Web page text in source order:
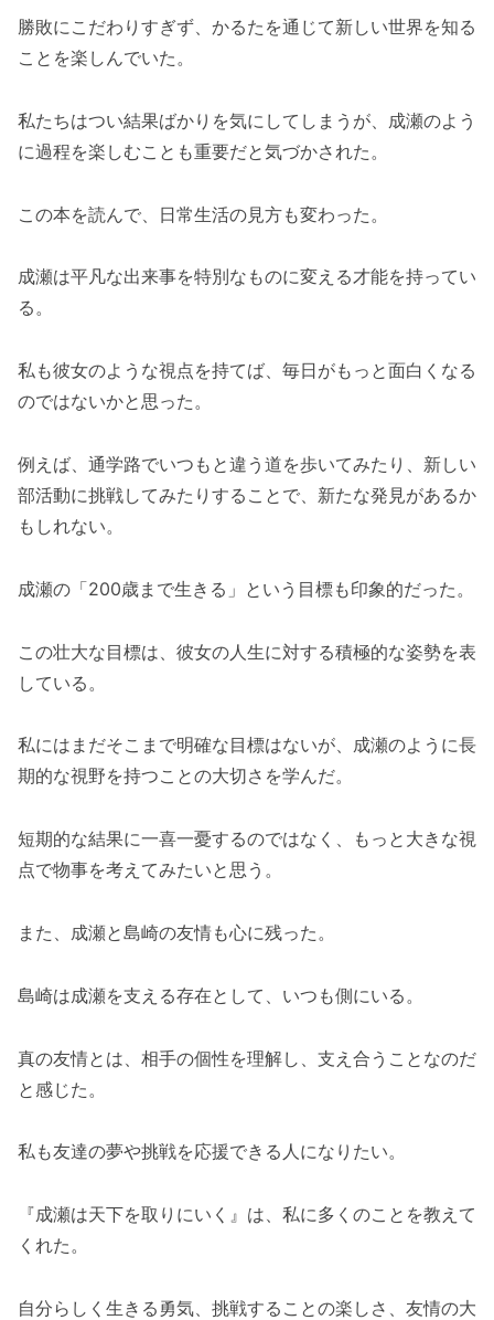
勝敗にこだわりすぎず、かるたを通じて新しい世界を知る
ことを楽しんでいた。
私たちはつい結果ばかりを気にしてしまうが、成瀬のよう
に過程を楽しむことも重要だと気づかされた。
この本を読んで、日常生活の見方も変わった。
成瀬は平凡な出来事を特別なものに変える才能を持ってい
る。
私も彼女のような視点を持てば、毎日がもっと面白くなる
のではないかと思った。
例えば、通学路でいつもと違う道を歩いてみたり、新しい
部活動に挑戦してみたりすることで、新たな発見があるか
もしれない。
成瀬の「200歳まで生きる」という目標も印象的だった。
この壮大な目標は、彼女の人生に対する積極的な姿勢を表
している。
私にはまだそこまで明確な目標はないが、成瀬のように長
期的な視野を持つことの大切さを学んだ。
短期的な結果に一喜一憂するのではなく、もっと大きな視
点で物事を考えてみたいと思う。
また、成瀬と島崎の友情も心に残った。
島崎は成瀬を支える存在として、いつも側にいる。
真の友情とは、相手の個性を理解し、支え合うことなのだ
と感じた。
私も友達の夢や挑戦を応援できる人になりたい。
『成瀬は天下を取りにいく』は、私に多くのことを教えて
くれた。
自分らしく生きる勇気、挑戦することの楽しさ、友情の大